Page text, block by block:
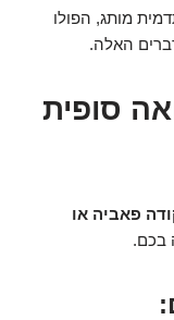
מותג, הפולו
האלה.
סופית
פאביה או
בכם.